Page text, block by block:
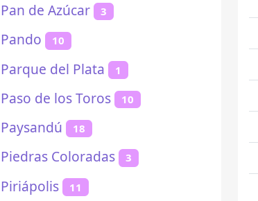
Pan de Azúcar 3
Pando 10
Parque del Plata 1
Paso de los Toros 10
Paysandú 18
Piedras Coloradas 3
Piriápolis 11